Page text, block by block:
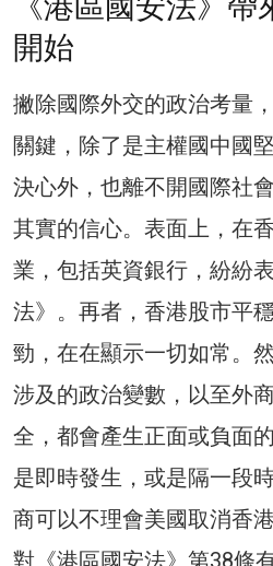
開始
撇除國際外交的政治考量
關鍵，除了是主權國中國
決心外，也離不開國際社
其實的信心。表面上，在
業，包括英資銀行，紛紛
法》。再者，香港股市平
勁，在在顯示一切如常。
涉及的政治變數，以至外
全，都會產生正面或負面
是即時發生，或是隔一段
商可以不理會美國取消香
對《港區國安法》第38條